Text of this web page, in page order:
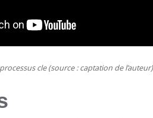
cle (source : captation de l’auteur)